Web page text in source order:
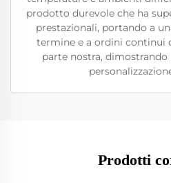
prodotto durevole che ha
prestazionali, portando a
termine e a ordini continui
parte nostra, dimostrando
Prodotti